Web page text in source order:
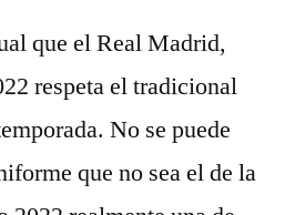
que el Real Madrid,
respeta el tradicional
No se puede
que no sea el de la